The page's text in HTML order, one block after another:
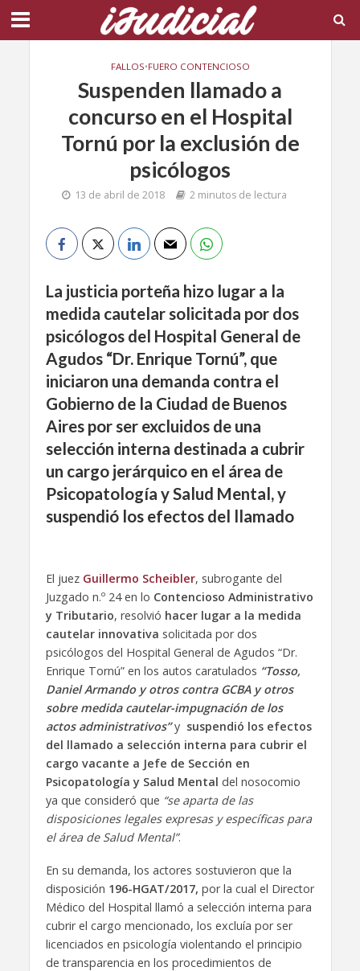
FALLOS•FUERO CONTENCIOSO
Suspenden llamado a
concurso en el Hospital
Tornú por la exclusión de
psicólogos
13 de abril de 2018 2 minutos de lectura
La justicia porteña hizo lugar a la
medida cautelar solicitada por dos
psicólogos del Hospital General de
Agudos “Dr. Enrique Tornú”, que
iniciaron una demanda contra el
Gobierno de la Ciudad de Buenos
Aires por ser excluidos de una
selección interna destinada a cubrir
un cargo jerárquico en el área de
Psicopatología y Salud Mental, y
suspendió los efectos del llamado
El juezGuillermo Scheibler, subrogante del
Juzgado n.º 24 en lo Contencioso Administrativo
y Tributario, resolvió hacer lugar a la medida
cautelar innovativa solicitada por dos
psicólogos del Hospital General de Agudos “Dr.
Enrique Tornú” en los autos caratulados “Tosso,
Daniel Armando y otros contra GCBA y otros
sobre medida cautelar-impugnación de los
actos administrativos”y suspendió los efectos
del llamado a selección interna para cubrir el
cargo vacante a Jefe de Sección en
Psicopatología y Salud Mental del nosocomio
ya que consideró que “se aparta de las
disposiciones legales expresas y específicas para
el área de Salud Mental”.
En su demanda, los actores sostuvieron que la
disposición 196-HGAT/2017, por la cual el Director
Médico del Hospital llamó a selección interna para
cubrir el cargo mencionado, los excluía por ser
licenciados en psicología violentando el principio
de transparencia en los procedimientos de